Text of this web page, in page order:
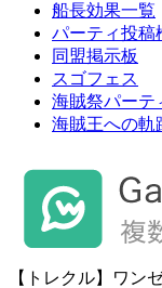
船長効果一覧
パーティ投稿
同盟掲示板
スゴフェス
海賊祭パーテ
海賊王への軌
【トレクル】ワン